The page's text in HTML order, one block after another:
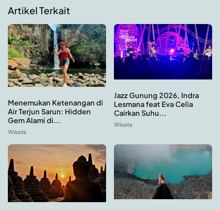
Artikel Terkait
Menemukan Ketenangan di
Air Terjun Sarun: Hidden
Gem Alami di...
Wisata
Jazz Gunung 2026, Indra
Lesmana feat Eva Celia
Cairkan Suhu...
Wisata